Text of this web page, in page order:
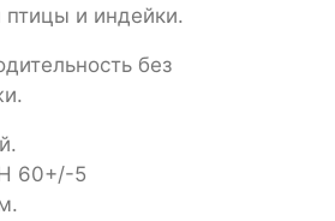
и индейки.
без
60+/-5